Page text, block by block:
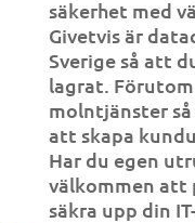
säkerhet med
Givetvis är
Sverige så att
lagrat.
molntjänster
att skapa
Har du egen
välkommen att
säkra upp din